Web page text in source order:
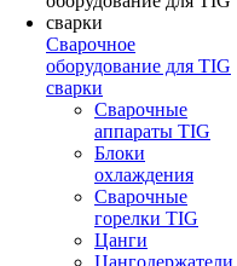
Сварочное
оборудование для TIG
сварки
Сварочные
аппараты TIG
Блоки
охлаждения
Сварочные
горелки TIG
Цанги
Цангодержатели